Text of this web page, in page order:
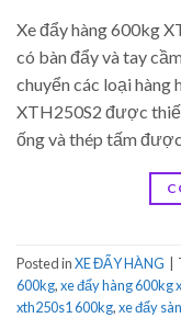
Xe đẩy hàng 600kg
có bàn đẩy và tay
chuyển các loại hàng
XTH250S2 được
ống và thép tấm
Posted inXE ĐẨY HÀNG
600kg,xe đẩy hàng 600kg
xth250s1 600kg,xe đẩy